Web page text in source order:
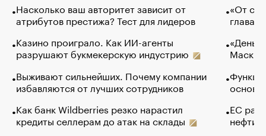
Насколько ваш авторитет зависит от
атрибутов престижа? Тест для лидеров
Казино проиграло. Как ИИ-агенты
разрушают букмекерскую индустрию
Выживают сильнейших. Почему компании
избавляются от лучших сотрудников
Как банк Wildberries резко нарастил
кредиты селлерам до атак на склады
«От
глава
Маск в
основ
ЕС
нефти